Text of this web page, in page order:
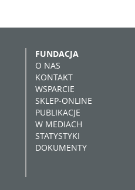
FUNDACJA
O NAS
KONTAKT
WSPARCIE
SKLEP-ONLINE
PUBLIKACJE
W MEDIACH
STATYSTYKI
DOKUMENTY